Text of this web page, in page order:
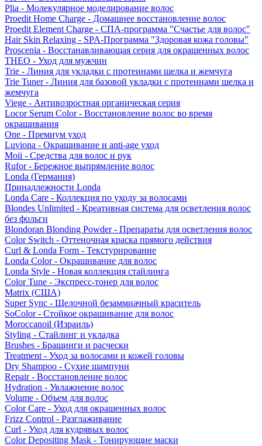
Plia - Молекулярное моделирование волос
Proedit Home Charge - Домашнее восстановление волос
Proedit Element Charge - СПА-программа "Счастье для волос"
Hair Skin Relaxing - SPA-Программа "Здоровая кожа головы"
Proscenia - Восстанавливающая серия для окрашенных волос
THEO - Уход для мужчин
Trie - Линия для укладки с протеинами шелка и жемчуга
Trie Tuner - Линия для базовой укладки с протеинами шелка и
жемчуга
Viege - Антивозростная органическая серия
Locor Serum Color - Восстановление волос во время
окрашивания
One - Премиум уход
Luviona - Окрашивание и anti-age уход
Moii - Средства для волос и рук
Rufor - Бережное выпрямление волос
Londa (Германия)
Принадлежности Londa
Londa Care - Коллекция по уходу за волосами
Blondes Unlimited - Креативная система для осветления волос
без фольги
Blondoran Blonding Powder - Препараты для осветления волос
Color Switch - Оттеночная краска прямого действия
Curl & Londa Form - Текстурирование
Londa Color - Окрашивание для волос
Londa Style - Новая коллекция стайлинга
Color Tune - Экспресс-тонер для волос
Matrix (США)
Super Sync - Щелочной безаммиачный краситель
SoColor - Стойкое окрашивание для волос
Moroccanoil (Израиль)
Styling - Стайлинг и укладка
Brushes - Брашинги и расчески
Treatment - Уход за волосами и кожей головы
Dry Shampoo - Сухие шампуни
Repair - Восстановление волос
Hydration - Увлажнение волос
Volume - Объем для волос
Color Care - Уход для окрашенных волос
Frizz Control - Разглаживание
Curl - Уход для кудрявых волос
Color Depositing Mask - Тонирующие маски